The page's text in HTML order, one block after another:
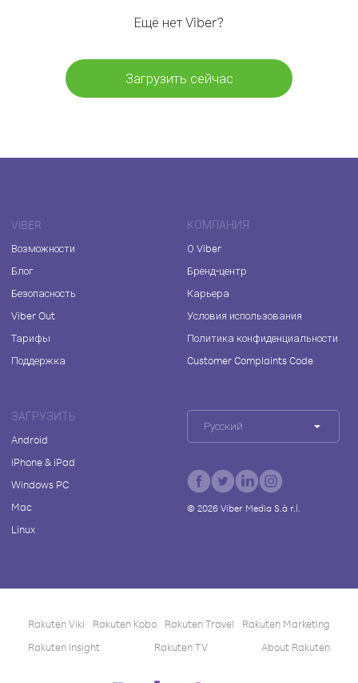
Ещё нет Viber?
Загрузить сейчас
VIBER
Возможности
Блог
Безопасность
Viber Out
Тарифы
Поддержка
КОМПАНИЯ
О Viber
Бренд-центр
Карьера
Условия использования
Политика конфиденциальности
Customer Complaints Code
ЗАГРУЗИТЬ
Android
iPhone & iPad
Windows PC
Mac
Linux
Русский
© 2026Viber Media S.à r.l.
Rakuten Viki Rakuten Kobo Rakuten Travel
Rakuten Marketing
Rakuten Insight
Rakuten TV About Rakuten